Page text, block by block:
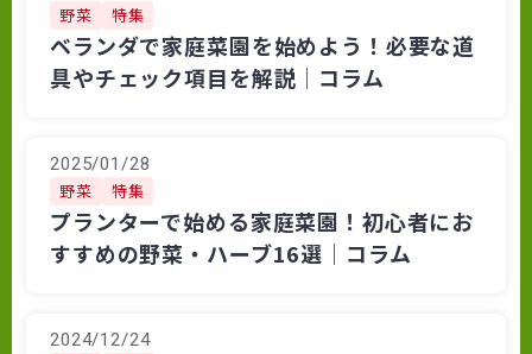
野菜 特集
ベランダで家庭菜園を始めよう！必要な道
具やチェック項目を解説│コラム
2025/01/28
野菜 特集
プランターで始める家庭菜園！初心者にお
すすめの野菜・ハーブ16選│コラム
2024/12/24